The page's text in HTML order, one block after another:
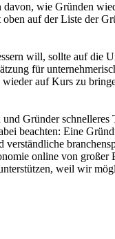
wie Gründen
auf der Liste der
will, sollte auf die
für
wieder auf Kurs zu
Gründer
beachten: Eine
online von
weil wir